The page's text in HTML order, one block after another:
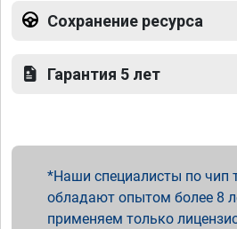
Сохранение ресурса
Гарантия 5 лет
Наши специалисты по чип
обладают опытом более 8
применяем только